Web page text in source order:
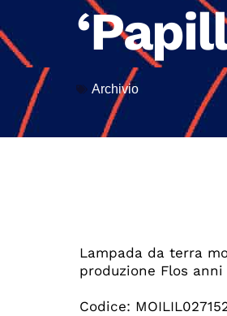
Archivio
Lampada da terra
produzione Flos
Codice: